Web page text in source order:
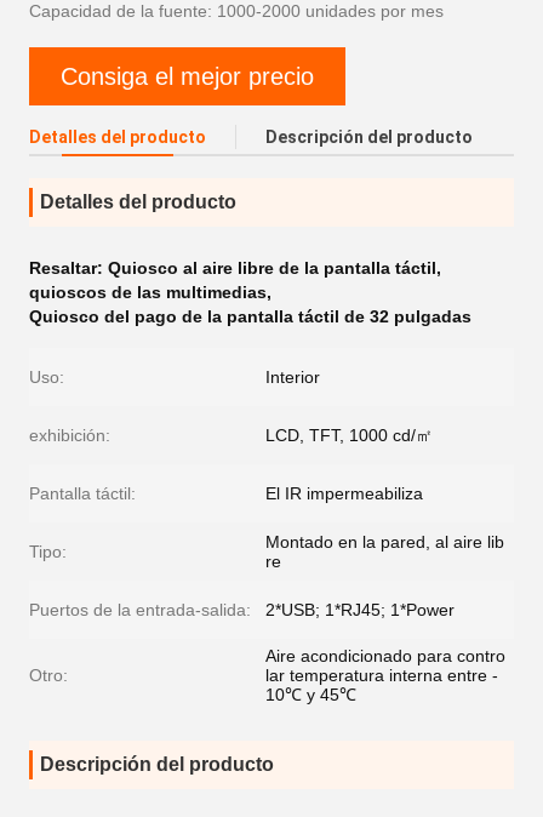
Capacidad de la fuente: 1000-2000 unidades por mes
Consiga el mejor precio
Detalles del producto Descripción del producto
Detalles del producto
Resaltar: Quiosco al aire libre de la pantalla táctil,
quioscos de las multimedias,
Quiosco del pago de la pantalla táctil de 32 pulgadas
Uso: Interior
exhibición: LCD, TFT, 1000 cd/㎡
Pantalla táctil: El IR impermeabiliza
Tipo:
Montado en la pared, al aire lib
re
Puertos de la entrada-salida: 2*USB; 1*RJ45; 1*Power
Otro:
Aire acondicionado para contro
lar temperatura interna entre -
10℃ y 45℃
Descripción del producto